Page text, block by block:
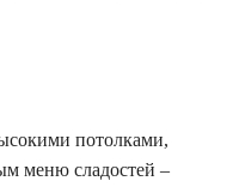
потолками,
меню сладостей –